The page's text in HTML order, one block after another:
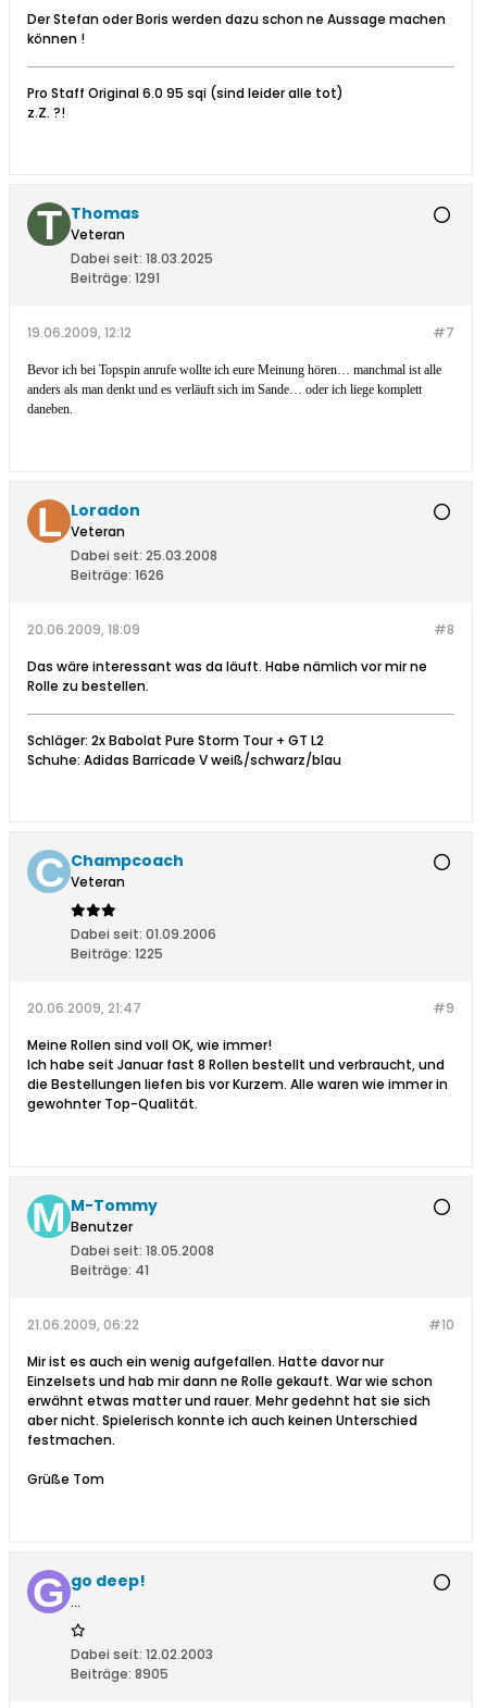
Der Stefan oder Boris werden dazu schon ne Aussage machen
können !
Pro Staff Original 6.0 95 sqi (sind leider alle tot)
z.Z. ?!
Thomas
Veteran
Dabei seit: 18.03.2025
Beiträge: 1291
#7
19.06.2009, 12:12
Bevor ich bei Topspin anrufe wollte ich eure Meinung hören… manchmal ist alle
anders als man denkt und es verläuft sich im Sande… oder ich liege komplett
daneben.
Loradon
Veteran
Dabei seit: 25.03.2008
Beiträge: 1626
#8
20.06.2009, 18:09
Das wäre interessant was da läuft. Habe nämlich vor mir ne
Rolle zu bestellen.
Schläger: 2x Babolat Pure Storm Tour + GT L2
Schuhe: Adidas Barricade V weiß/schwarz/blau
Champcoach
Veteran
Dabei seit: 01.09.2006
Beiträge: 1225
#9
20.06.2009, 21:47
Meine Rollen sind voll OK, wie immer!
Ich habe seit Januar fast 8 Rollen bestellt und verbraucht, und
die Bestellungen liefen bis vor Kurzem. Alle waren wie immer in
gewohnter Top-Qualität.
M-Tommy
Benutzer
Dabei seit: 18.05.2008
Beiträge: 41
#10
21.06.2009, 06:22
Mir ist es auch ein wenig aufgefallen. Hatte davor nur
Einzelsets und hab mir dann ne Rolle gekauft. War wie schon
erwähnt etwas matter und rauer. Mehr gedehnt hat sie sich
aber nicht. Spielerisch konnte ich auch keinen Unterschied
festmachen.
Grüße Tom
go deep!
...
Dabei seit: 12.02.2003
Beiträge: 8905